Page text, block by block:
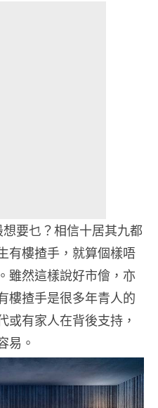
要乜？相信十居其九都
有樓揸手，就算個樣唔
雖然這樣說好市儈，亦
樓揸手是很多年青人的
或有家人在背後支持，
易。